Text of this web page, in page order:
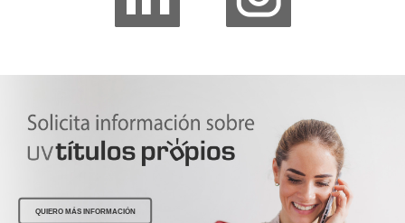
QUIERO MÁS INFORMACIÓN